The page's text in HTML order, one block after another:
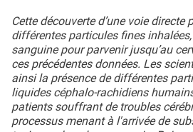
Cette découverte d’une voie directe
différentes particules fines
sanguine pour parvenir jusqu’au
ces précédentes données. Les
ainsi la présence de différentes
liquides céphalo-rachidiens
patients souffrant de troubles
processus menant à l'arrivée de